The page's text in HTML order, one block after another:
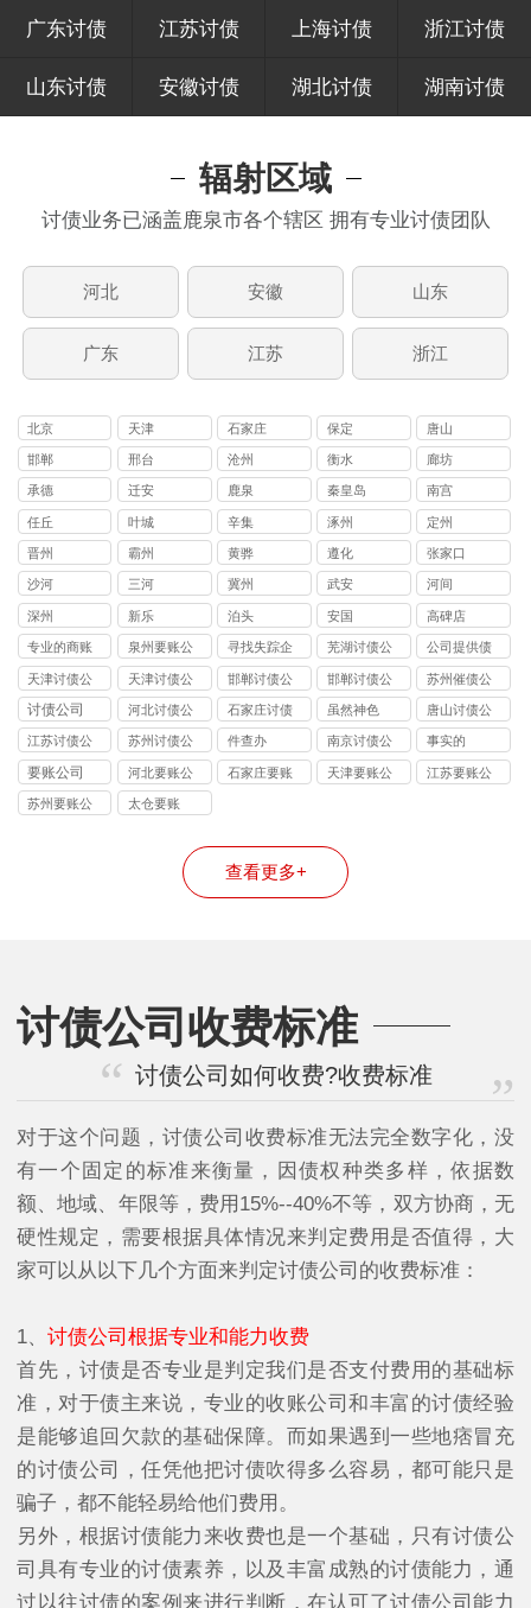
广东讨债 江苏讨债 上海讨债 浙江讨债
山东讨债 安徽讨债 湖北讨债 湖南讨债
辐射区域
讨债业务已涵盖鹿泉市各个辖区 拥有专业讨债团队
河北 安徽 山东
广东 江苏 浙江
北京 天津 石家庄 保定 唐山
邯郸 邢台 沧州 衡水 廊坊
承德 迁安 鹿泉 秦皇岛 南宫
任丘 叶城 辛集 涿州 定州
晋州 霸州 黄骅 遵化 张家口
沙河 三河 冀州 武安 河间
深州 新乐 泊头 安国 高碑店
专业的商账
追收师
泉州要账公
司
寻找失踪企
业和个人
芜湖讨债公
司
公司提供债
务追讨
天津讨债公
司
天津讨债公
司
邯郸讨债公
司
邯郸讨债公
司
苏州催债公
司
讨债公司
河北讨债公
司
石家庄讨债
公司
虽然神色
唐山讨债公
司
江苏讨债公
司
苏州讨债公
司
件查办
南京讨债公
司
事实的
要账公司
河北要账公
司
石家庄要账
天津要账公
江苏要账公
苏州要账公
太仓要账
查看更多+
讨债公司收费标准
讨债公司如何收费?收费标准
对于这个问题，讨债公司收费标准无法完全数字化，没
有一个固定的标准来衡量，因债权种类多样，依据数
额、地域、年限等，费用15%--40%不等，双方协商，无
硬性规定，需要根据具体情况来判定费用是否值得，大
家可以从以下几个方面来判定讨债公司的收费标准：
1、 讨债公司根据专业和能力收费
首先，讨债是否专业是判定我们是否支付费用的基础标
准，对于债主来说，专业的收账公司和丰富的讨债经验
是能够追回欠款的基础保障。而如果遇到一些地痞冒充
的讨债公司，任凭他把讨债吹得多么容易，都可能只是
骗子，都不能轻易给他们费用。
另外，根据讨债能力来收费也是一个基础，只有讨债公
司具有专业的讨债素养，以及丰富成熟的讨债能力，通
过以往讨债的案例来进行判断，在认可了讨债公司能力